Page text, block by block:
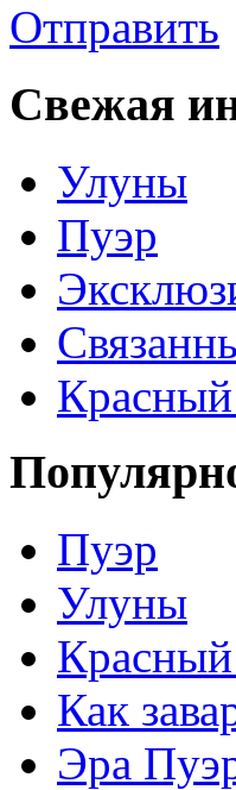
Отправить
Свежая
Улуны
Пуэр
Пуэр
Улуны
Как
Эра